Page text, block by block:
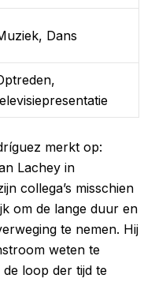
Dans
merkt op:
Lachey in
collega’s misschien
om de lange duur en
te nemen. Hij
weten te
loop der tijd te